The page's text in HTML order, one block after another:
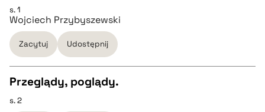
s. 1
Wojciech Przybyszewski
Zacytuj Udostępnij
CZYSTY TEKST
Przeglądy, poglądy.
s. 2